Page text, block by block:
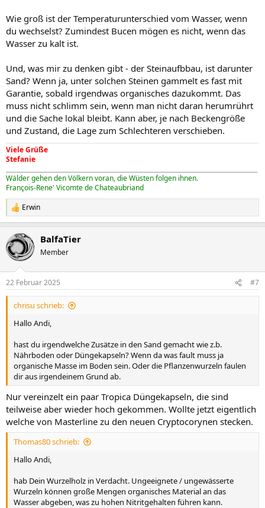
Wie groß ist der Temperaturunterschied vom Wasser, wenn
du wechselst? Zumindest Bucen mögen es nicht, wenn das
Wasser zu kalt ist.
Und, was mir zu denken gibt - der Steinaufbbau, ist darunter
Sand? Wenn ja, unter solchen Steinen gammelt es fast mit
Garantie, sobald irgendwas organisches dazukommt. Das
muss nicht schlimm sein, wenn man nicht daran herumrührt
und die Sache lokal bleibt. Kann aber, je nach Beckengröße
und Zustand, die Lage zum Schlechteren verschieben.
Viele Grüße
Stefanie
Wälder gehen den Völkern voran, die Wüsten folgen ihnen.
François-Rene' Vicomte de Chateaubriand
R
e
k
t
i
e
n
Erwin
BalfaTier
Member
22 Februar 2025 #7
chrisu schrieb:
Hallo Andi,
hast du irgendwelche Zusätze in den Sand gemacht wie z.b.
Nährboden oder Düngekapseln? Wenn da was fault muss ja
organische Masse im Boden sein. Oder die Pflanzenwurzeln faulen
dir aus irgendeinem Grund ab.
Nur vereinzelt ein paar Tropica Düngekapseln, die sind
teilweise aber wieder hoch gekommen. Wollte jetzt eigentlich
welche von Masterline zu den neuen Cryptocorynen stecken.
Thomas80 schrieb:
Hallo Andi,
hab Dein Wurzelholz in Verdacht. Ungeeignete / ungewässerte
Wurzeln können große Mengen organisches Material an das
Wasser abgeben, was zu hohen Nitritgehalten führen kann.